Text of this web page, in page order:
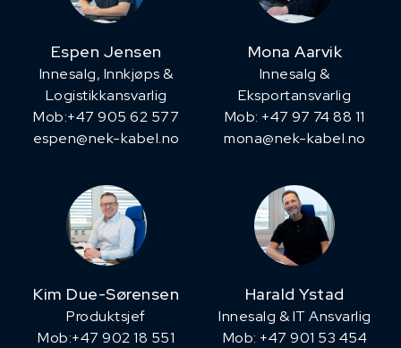
Espen Jensen
Innesalg, ​Innkjøps &
Logistikkansvarlig
Mob:+47 905 62 577
espen@nek-kabel.no
Mona Aarvik
Innesalg &
Eksportansvarlig
Mob: +47 97 74 88 11
mona@nek-kabel.no
Kim Due-Sørensen
Produktsjef
​Mob:+47 902 18 551
Harald Ystad
Innesalg & IT Ansvarlig
Mob: +47 901 53 454